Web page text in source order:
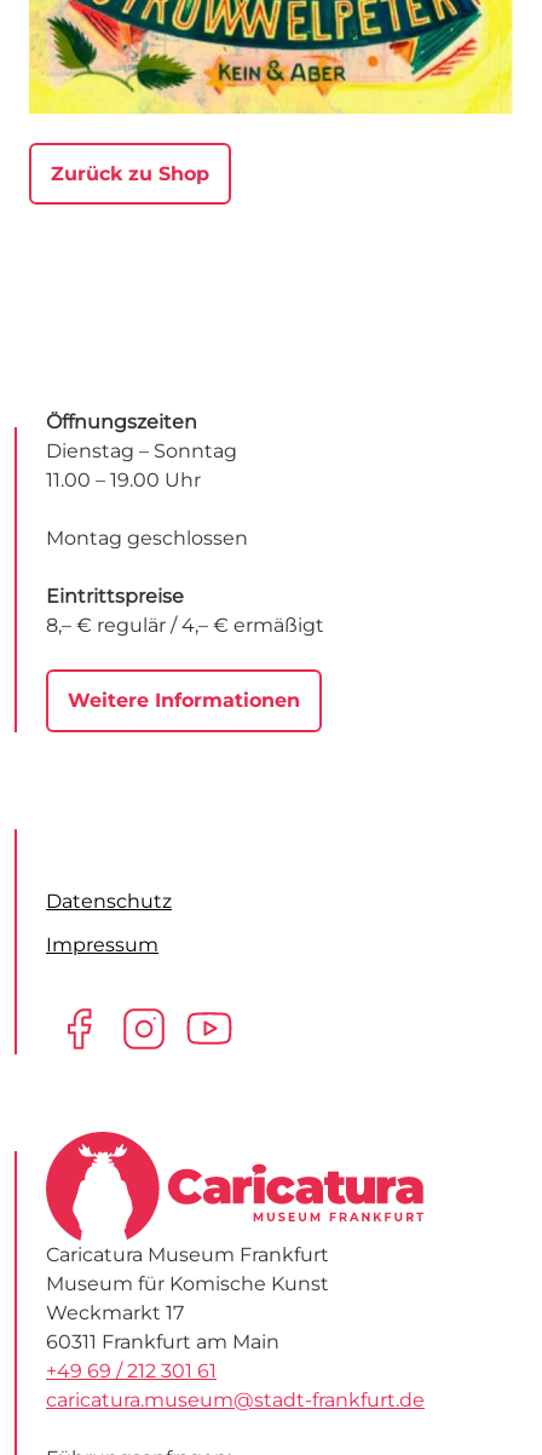
Zurück zu Shop
Öffnungszeiten
Dienstag – Sonntag
11.00 – 19.00 Uhr
Montag geschlossen
Eintrittspreise
8,– € regulär / 4,– € ermäßigt
Weitere Informationen
Datenschutz
Impressum
Caricatura Museum Frankfurt
Museum für Komische Kunst
Weckmarkt 17
60311 Frankfurt am Main
+49 69 / 212 301 61
caricatura.museum@stadt-frankfurt.de